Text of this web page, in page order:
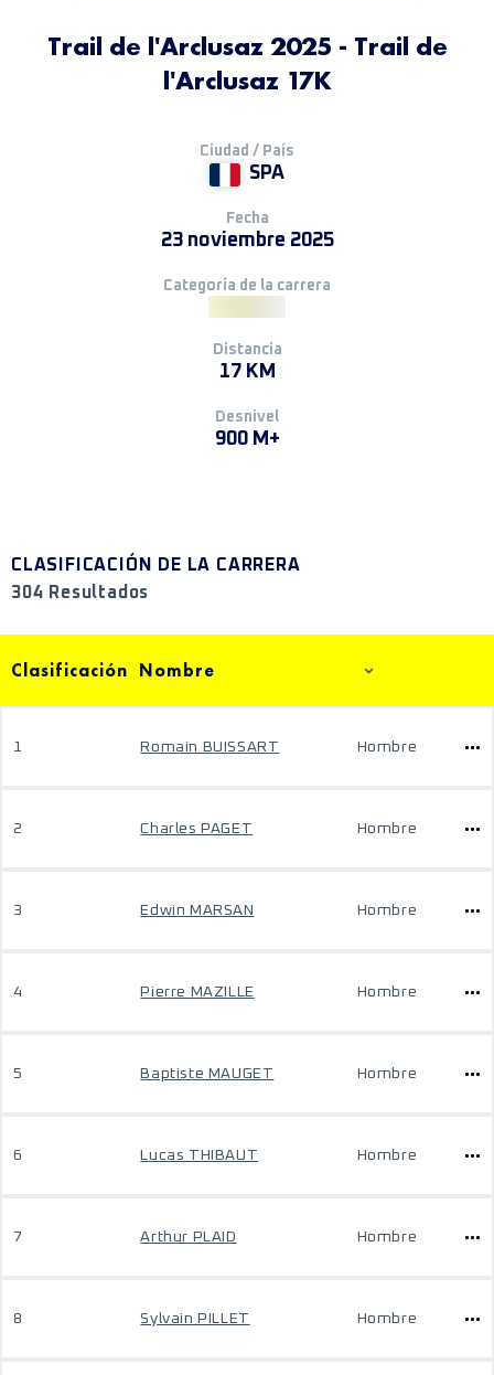
Trail de l'Arclusaz 2025 - Trail de
l'Arclusaz 17K
Ciudad / País
SPA
Fecha
23 noviembre 2025
Categoría de la carrera
Distancia
17 KM
Desnivel
900 M+
CLASIFICACIÓN DE LA CARRERA
304 Resultados
Clasificación Nombre
1 Romain BUISSART Hombre
2 Charles PAGET Hombre
3 Edwin MARSAN Hombre
4 Pierre MAZILLE Hombre
5 Baptiste MAUGET Hombre
6 Lucas THIBAUT Hombre
7 Arthur PLAID Hombre
8 Sylvain PILLET Hombre